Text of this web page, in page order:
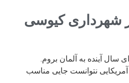
شهرداری کیوسی
سال آینده به آلمان بروم.
نتوانست جایی مناسب